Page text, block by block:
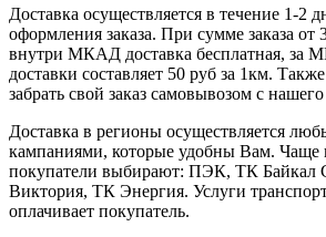
Доставка осуществляется в течение 1-2
оформления заказа. При сумме заказа от
внутри МКАД доставка бесплатная, за
доставки составляет 50 руб за 1км.
забрать свой заказ самовывозом с нашего
Доставка в регионы осуществляется
кампаниями, которые удобны Вам. Чаще
покупатели выбирают: ПЭК, ТК Байкал
Виктория, ТК Энергия. Услуги
оплачивает покупатель.